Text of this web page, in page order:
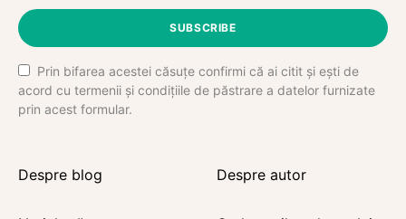
SUBSCRIBE
Prin bifarea acestei căsuțe confirmi că ai citit și ești de
acord cu termenii și condițiile de păstrare a datelor furnizate
prin acest formular.
Despre blog Despre autor